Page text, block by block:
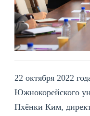
22 октября 2022
Южнокорейского
Пхёнки Ким,